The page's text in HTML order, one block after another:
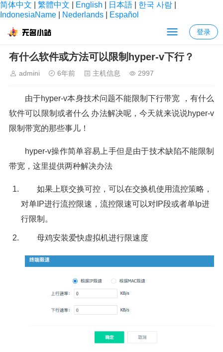
简体中文 繁體中文 English 日本語 한국 사람
IndonesiaName
Nederlands Español
登录
当前位置：首页
有什么软件或方法可以限制hyper-v下行？
admini 6年前 主机信息 2997
由于hyper-v本身技术问题不能限制下行带宽 ，有什么
软件可以限制或者什么 办法解决呢，今天就来说说hyper-v
限制带宽的那些事儿！
hyper-v操作简单容易上手但是由于技术缺陷不能限制
带宽，这里提供两种解决办法
如果上联交换可控，可以在交换机使用流控策略，
对单IP进行流控限速，流控限速可以对IP段或者单Ip进
行限制。
母鸡安装爱快虚拟机进行限速度